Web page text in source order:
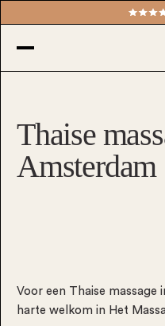
Thaise
Amsterdam
Voor een Thaise massage
harte welkom in Het